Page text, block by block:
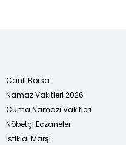
Canlı Borsa
Namaz Vakitleri 2026
Cuma Namazı Vakitleri
Nöbetçi Eczaneler
İstiklal Marşı